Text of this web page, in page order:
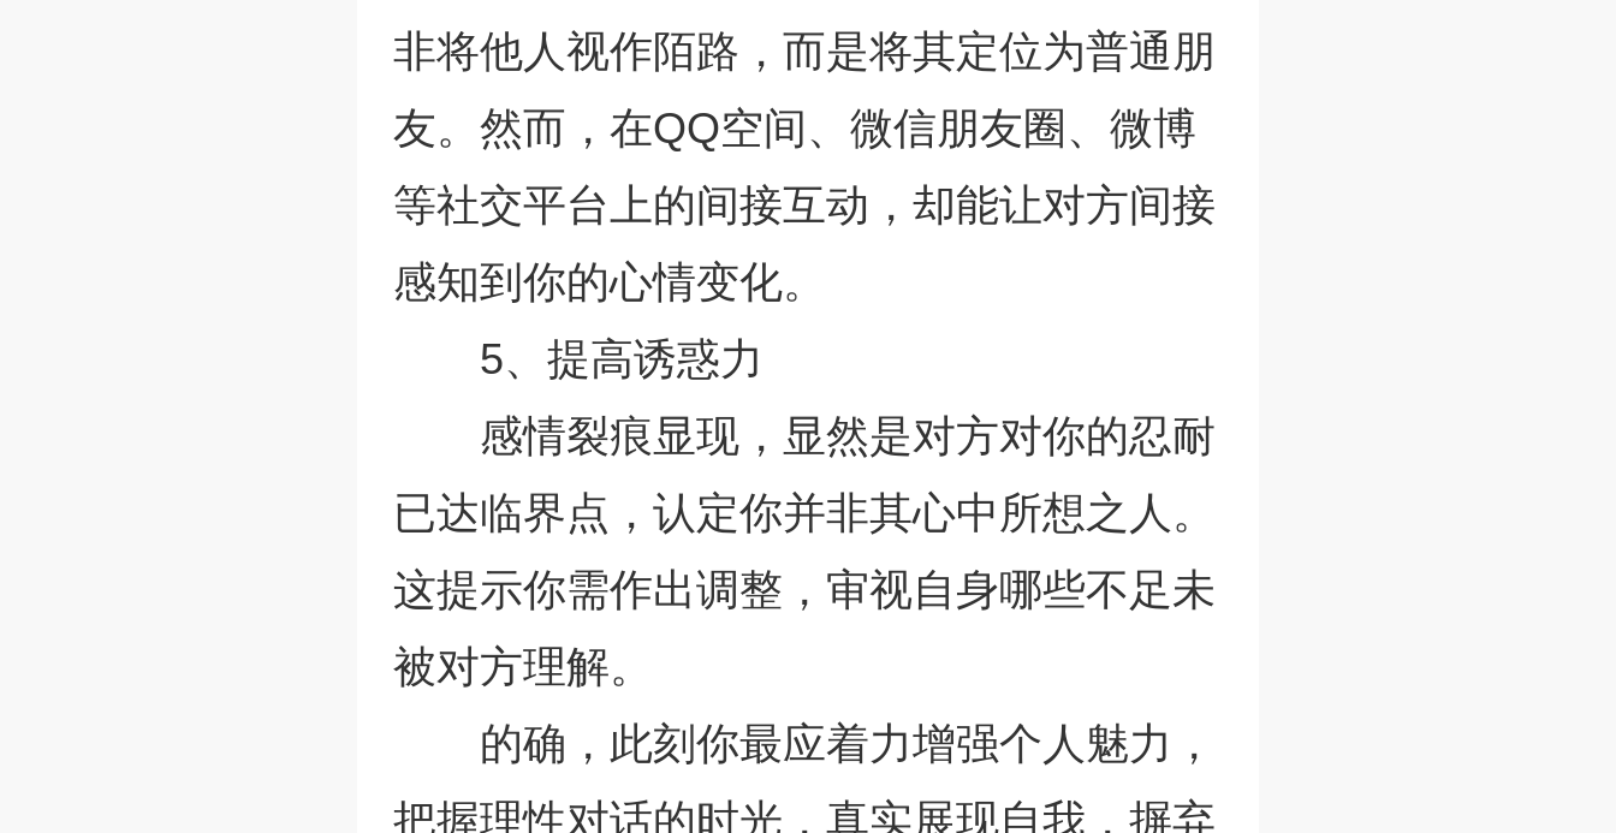
非将他人视作陌路，而是将其定位为普通朋
友。然而，在QQ空间、微信朋友圈、微博
等社交平台上的间接互动，却能让对方间接
感知到你的心情变化。
5、提高诱惑力
感情裂痕显现，显然是对方对你的忍耐
已达临界点，认定你并非其心中所想之人。
这提示你需作出调整，审视自身哪些不足未
被对方理解。
的确，此刻你最应着力增强个人魅力，
把握理性对话的时光，真实展现自我，摒弃